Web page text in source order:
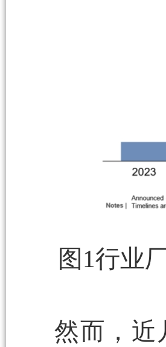
图1行业
然而，近